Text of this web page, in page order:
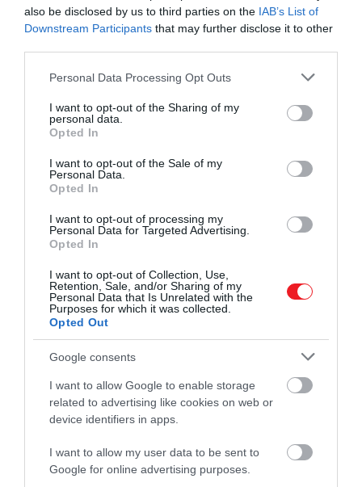
also be disclosed by us to third parties on the IAB’s List of
Downstream Participants that may further disclose it to other
Please note that this website/app uses one or more Google
not limited to your visit or usage behaviour. You may click to
grant or deny consent to Google and its third-party tags to
use your data for below specified purposes in below Google
consent section.
Personal Data Processing Opt Outs
I want to opt-out of the Sharing of my
personal data.
Opted In
I want to opt-out of the Sale of my
Personal Data.
Opted In
I want to opt-out of processing my
Personal Data for Targeted Advertising.
Opted In
I want to opt-out of Collection, Use,
Retention, Sale, and/or Sharing of my
Personal Data that Is Unrelated with the
Purposes for which it was collected.
Opted Out
Google consents
I want to allow Google to enable storage
related to advertising like cookies on web or
device identifiers in apps.
I want to allow my user data to be sent to
Google for online advertising purposes.
Aki így tesz, aligha jár rosszul. Párosz ugyanis nemcsak
gyönyörű, de az aktív kikapcsolódást keresőknek is
számtalan lehetőséget nyújt. A turisták lóháton is
bebarangolhatják a szigetet, a bátrabbak
meglátogatni a híres pillangórezervátumot. A
történelemkedvelők is megtalálják a számításukat
Pároszon, Lefkes városa például tele van bizánci
emlékekkel.
bor mellett is, a sziget ugyanis jobbnál jobb
borászatoknak ad otthont. És akkor az éttermekről
nem is beszéltünk.